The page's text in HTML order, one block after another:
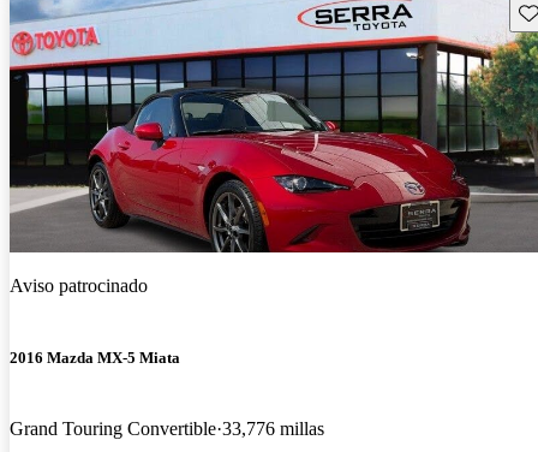
Aviso patrocinado
2016 Mazda MX-5 Miata
Grand Touring Convertible 33,776 millas